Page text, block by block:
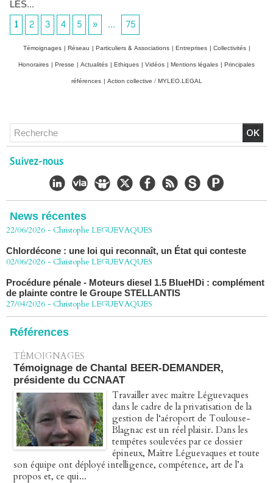
LES...
1
2 3 4 5 » ... 75
Témoignages | Réseau | Particuliers & Associations | Entreprises | Collectivités |
Honoraires | Presse | Actualités | Ethiques | Vidéos | Mentions légales | Principales
références | Action collective / MYLEO.LEGAL
Suivez-nous
News récentes
Chlordécone : un non-lieu confirmé, la bataille se déplace
30/06/2026 -Christophe LEGUEVAQUES
CHLORDÉCONE Déclaration de Me Christophe
22/06/2026 -Christophe LEGUEVAQUES
Chlordécone : une loi qui reconnaît, un État qui conteste
02/06/2026 -Christophe LEGUEVAQUES
Procédure pénale - Moteurs diesel 1.5 BlueHDi : complément
de plainte contre le Groupe STELLANTIS
27/04/2026 -Christophe LEGUEVAQUES
Péage autoroute : tout savoir (ou presque) sur l'action
07/04/2026 -Christophe LEGUEVAQUES
Références
TÉMOIGNAGES
Témoignage de Chantal BEER-DEMANDER,
présidente du CCNAAT
Travailler avec maître Léguevaques
dans le cadre de la privatisation de la
gestion de l‘aéroport de Toulouse-
Blagnac est un réel plaisir. Dans les
tempêtes soulevées par ce dossier
épineux, Maître Léguevaques et toute
son équipe ont déployé intelligence, compétence, art de l’a
propos et, ce qui...